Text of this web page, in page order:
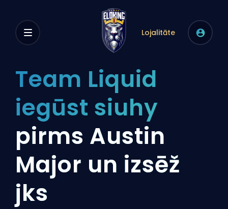
Lojalitāte
Team Liquid
iegūst siuhy
pirms Austin
Major un izsēž
jks